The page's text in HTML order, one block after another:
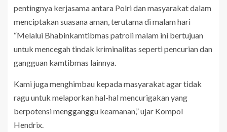
pentingnya kerjasama antara Polri dan masyarakat dalam
menciptakan suasana aman, terutama di malam hari
“Melalui Bhabinkamtibmas patroli malam ini bertujuan
untuk mencegah tindak kriminalitas seperti pencurian dan
gangguan kamtibmas lainnya.
Kami juga menghimbau kepada masyarakat agar tidak
ragu untuk melaporkan hal-hal mencurigakan yang
berpotensi mengganggu keamanan,” ujar Kompol
Hendrix.